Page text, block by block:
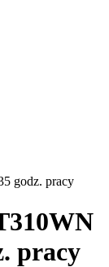
godz. pracy
pracy